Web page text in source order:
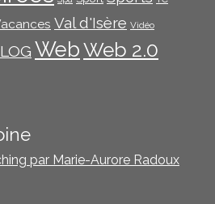
Val d'Isère Vidéo
WebWeb 2.0
par Marie-Aurore Radoux